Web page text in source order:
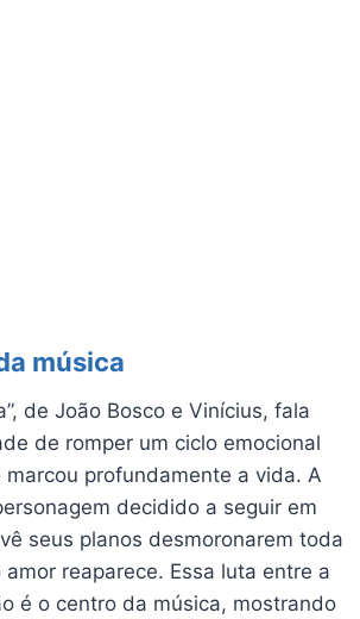
música
de João Bosco e Vinícius, fala
de romper um ciclo emocional
marcou profundamente a vida. A
decidido a seguir em
seus planos desmoronarem toda
reaparece. Essa luta entre a
é o centro da música, mostrando